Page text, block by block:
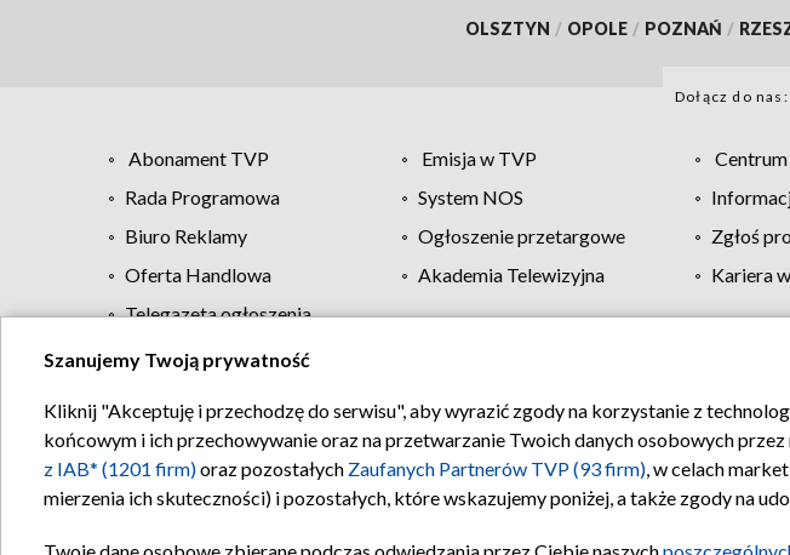
OLSZTYN / OPOLE / POZNAŃ /
Dołącz do nas:
Abonament TVP Emisja w TVP
Rada Programowa
System NOS
Biuro Reklamy
Ogłoszenie przetargowe Zgłoś
Oferta Handlowa
Akademia Telewizyjna Kariera
Telegazeta ogłoszenia
Regulamin TVP Polityka prywatności
Szanujemy Twoją prywatność
Kliknij "Akceptuję i przechodzę do serwisu", aby wyrazić zgody na korzystanie z
końcowym i ich przechowywanie oraz na przetwarzanie Twoich danych osobowych
z IAB* (1201 firm)oraz pozostałych Zaufanych Partnerów TVP (93 firm), w celach
mierzenia ich skuteczności) i pozostałych, które wskazujemy poniżej, a także zgody na